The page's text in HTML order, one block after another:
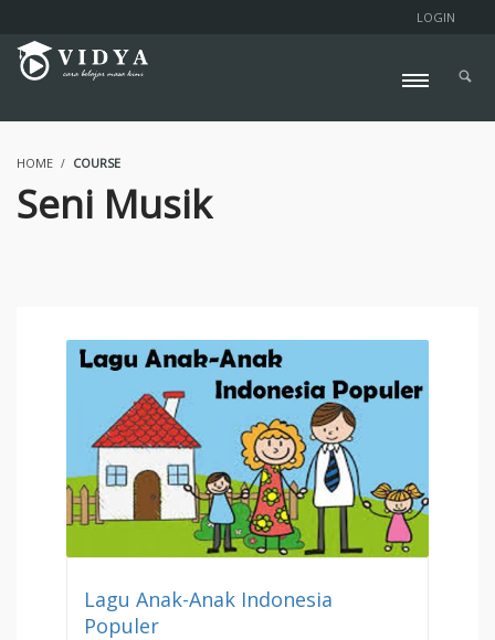
LOGIN
HOME COURSE
Seni Musik
Lagu Anak-Anak Indonesia
Populer